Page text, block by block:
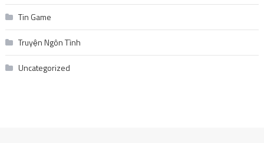
Tin Game
Truyện Ngôn Tình
Uncategorized